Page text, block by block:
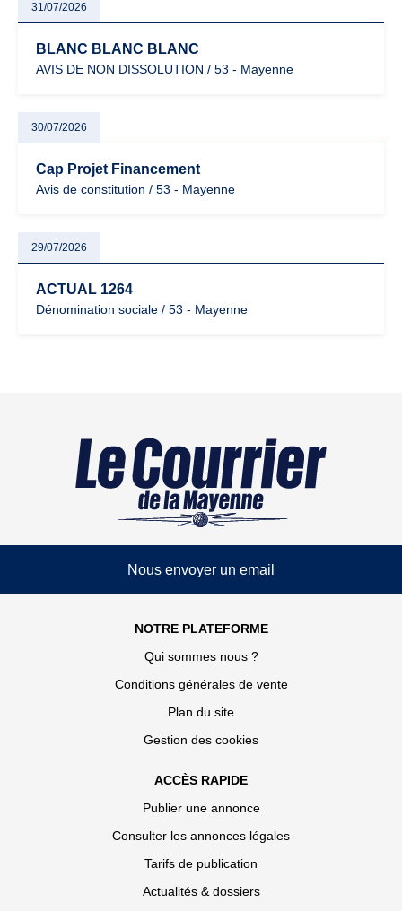
31/07/2026
BLANC BLANC BLANC
AVIS DE NON DISSOLUTION / 53 - Mayenne
30/07/2026
Cap Projet Financement
Avis de constitution / 53 - Mayenne
29/07/2026
ACTUAL 1264
Dénomination sociale / 53 - Mayenne
Nous envoyer un email
NOTRE PLATEFORME
Qui sommes nous ?
Conditions générales de vente
Plan du site
Gestion des cookies
ACCÈS RAPIDE
Publier une annonce
Consulter les annonces légales
Tarifs de publication
Actualités & dossiers